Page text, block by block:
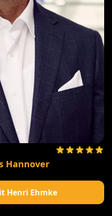
Hannover
Henri Ehmke